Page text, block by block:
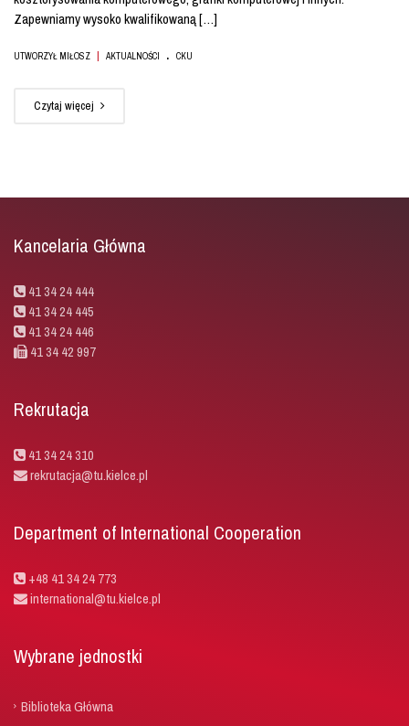
Zapewniamy wysoko kwalifikowaną […]
UTWORZYŁ MIŁOSZ | AKTUALNOŚCI . CKU
Czytaj więcej
Kancelaria Główna
41 34 24 444
41 34 24 445
41 34 24 446
41 34 42 997
Rekrutacja
41 34 24 310
rekrutacja@tu.kielce.pl
Department of International Cooperation
+48 41 34 24 773
international@tu.kielce.pl
Wybrane jednostki
Biblioteka Główna